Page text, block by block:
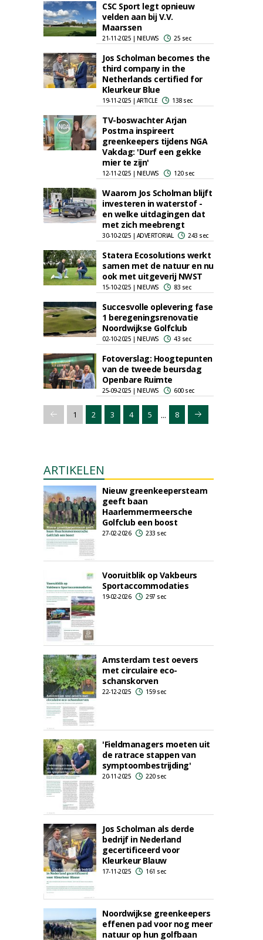
CSC Sport legt opnieuw
velden aan bij V.V.
Maarssen
21-11-2025 | NIEUWS 25 sec
Jos Scholman becomes the
third company in the
Netherlands certified for
Kleurkeur Blue
19-11-2025 | ARTICLE 138 sec
TV-boswachter Arjan
Postma inspireert
greenkeepers tijdens NGA
Vakdag: 'Durf een gekke
mier te zijn'
12-11-2025 | NIEUWS 120 sec
Waarom Jos Scholman blijft
investeren in waterstof -
en welke uitdagingen dat
met zich meebrengt
30-10-2025 | ADVERTORIAL 243 sec
Statera Ecosolutions werkt
samen met de natuur en nu
ook met uitgeverij NWST
15-10-2025 | NIEUWS 83 sec
Succesvolle oplevering fase
1 beregeningsrenovatie
Noordwijkse Golfclub
02-10-2025 | NIEUWS 43 sec
Fotoverslag: Hoogtepunten
van de tweede beursdag
Openbare Ruimte
25-09-2025 | NIEUWS 600 sec
1 2 3 4 5 ... 8
ARTIKELEN
Nieuw greenkeepersteam
geeft baan
Haarlemmermeersche
Golfclub een boost
27-02-2026 233 sec
Vooruitblik op Vakbeurs
Sportaccommodaties
19-02-2026 297 sec
Amsterdam test oevers
met circulaire eco-
schanskorven
22-12-2025 159 sec
'Fieldmanagers moeten uit
de ratrace stappen van
symptoombestrijding'
20-11-2025 220 sec
Jos Scholman als derde
bedrijf in Nederland
gecertificeerd voor
Kleurkeur Blauw
17-11-2025 161 sec
Noordwijkse greenkeepers
effenen pad voor nog meer
natuur op hun golfbaan